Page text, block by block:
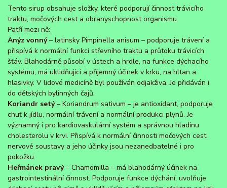
Tento sirup obsahuje složky, které podporují činnost trávicího
traktu, močových cest a obranyschopnost organismu.
Patří mezi ně:
Anýz vonný– latinsky Pimpinella anisum – podporuje trávení a
přispívá k normální funkci střevního traktu a průtoku trávicích
šťáv. Blahodárně působí v ústech a hrdle, na funkce dýchacího
systému, má uklidňující a příjemný účinek v krku, na hltan a
hlasivky. V lidové medicíně byl používán odjakživa. Je přidáván i
do dětských bylinných čajů.
Koriandr setý– Koriandrum sativum – je antioxidant, podporuje
chuť k jídlu, normální trávení a normální produkci plynů. Je
významný i pro kardiovaskulární systém a správnou hladinu
cholesterolu v krvi. Přispívá k normální činnosti močových cest,
nervové soustavy a jeho účinky jsou nezanedbatelné i pro
pokožku.
Heřmánek pravý– Chamomilla – má blahodárný účinek na
gastrointestinální činnost. Podporuje funkce dýchání, uvolňuje